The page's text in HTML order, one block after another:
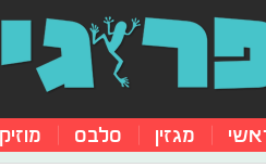
מגזין סלבס